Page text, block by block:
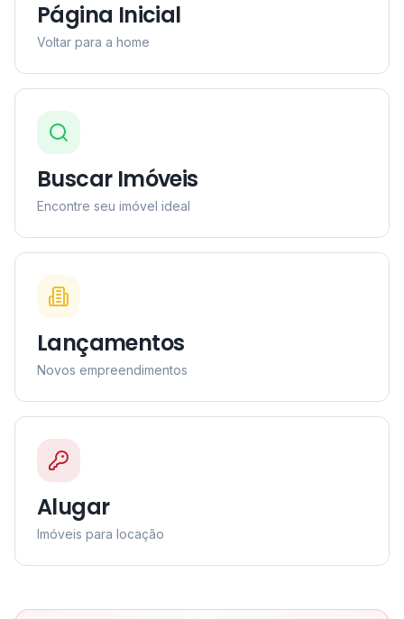
Página Inicial
Voltar para a home
Buscar Imóveis
Encontre seu imóvel ideal
Lançamentos
Novos empreendimentos
Alugar
Imóveis para locação